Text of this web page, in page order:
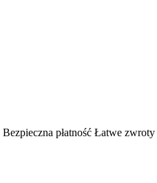
Bezpieczna płatność Łatwe zwroty